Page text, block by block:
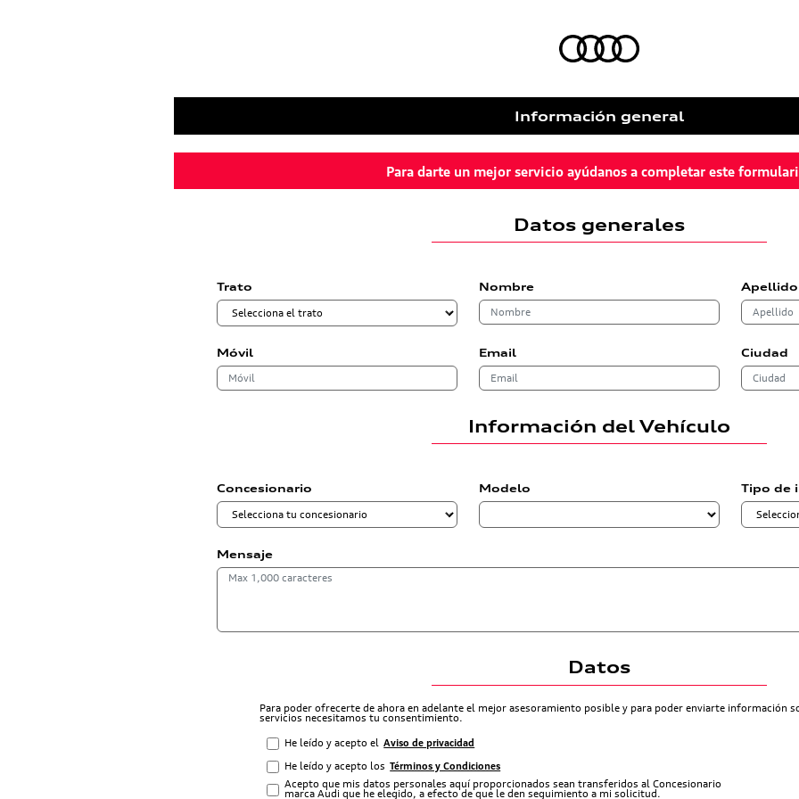
Información general
Para darte un mejor servicio ayúdanos a completar este
Datos generales
Trato Nombre Apellido
Móvil Email Ciudad
Información del Vehículo
Concesionario Modelo Tipo de
Mensaje
Datos
Para poder ofrecerte de ahora en adelante el mejor asesoramiento posible y para poder enviarte información
servicios necesitamos tu consentimiento.
He leído y acepto el Aviso de privacidad
He leído y acepto los Términos y Condiciones
Acepto que mis datos personales aquí proporcionados sean transferidos al Concesionario
marca Audi que he elegido, a efecto de que le den seguimiento a mi solicitud.